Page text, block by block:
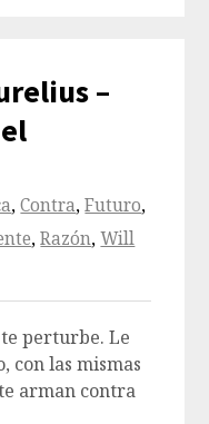
–
,Contra,Futuro,
,Razón,Will
perturbe. Le
con las mismas
arman contra